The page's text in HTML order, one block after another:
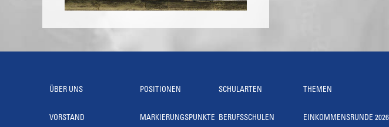
ÜBER UNS
VORSTAND
POSITIONEN
MARKIERUNGSPUNKTE
SCHULARTEN
BERUFSSCHULEN
THEMEN
EINKOMMENSRUNDE 2026